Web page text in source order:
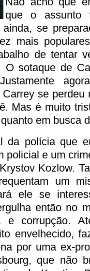
que o assunto
se
mais
de tentar
sotaque de
se perdeu
Mas é muito
em busca
da polícia que
policial e um
Kozlow.
um
ele se
então no
e corrupção.
envelhecido,
por uma ex-
que não